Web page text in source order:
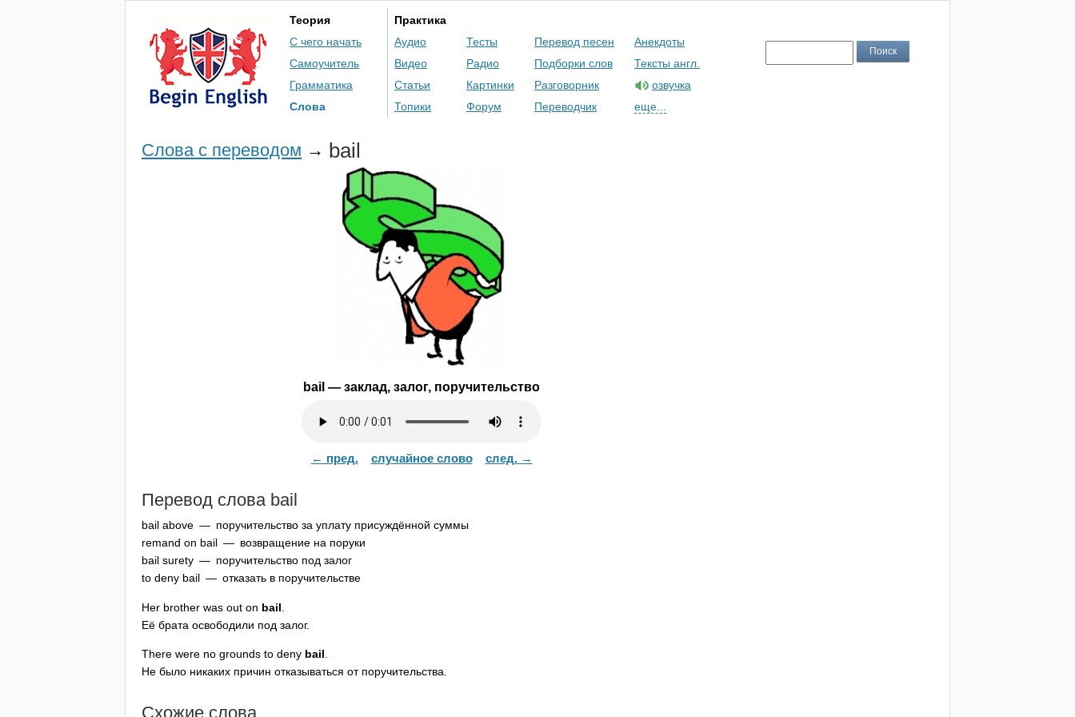
Теория
С чего начать
Самоучитель
Грамматика
Слова
Практика
Аудио
Видео
Статьи
Топики
Тесты
Радио
Картинки
Форум
Перевод песен
Подборки слов
Разговорник
Переводчик
Анекдоты
Тексты англ.
озвучка
еще...
Слова с переводом → bail
bail — заклад, залог, поручительство
← пред. случайное слово след. →
Перевод слова bail
bail above — поручительство за уплату присуждённой суммы
remand on bail — возвращение на поруки
bail surety — поручительство под залог
to deny bail — отказать в поручительстве
Her brother was out on bail
Её брата освободили под залог.
There were no grounds to deny bail
Не было никаких причин отказываться от поручительства.
Схожие слова